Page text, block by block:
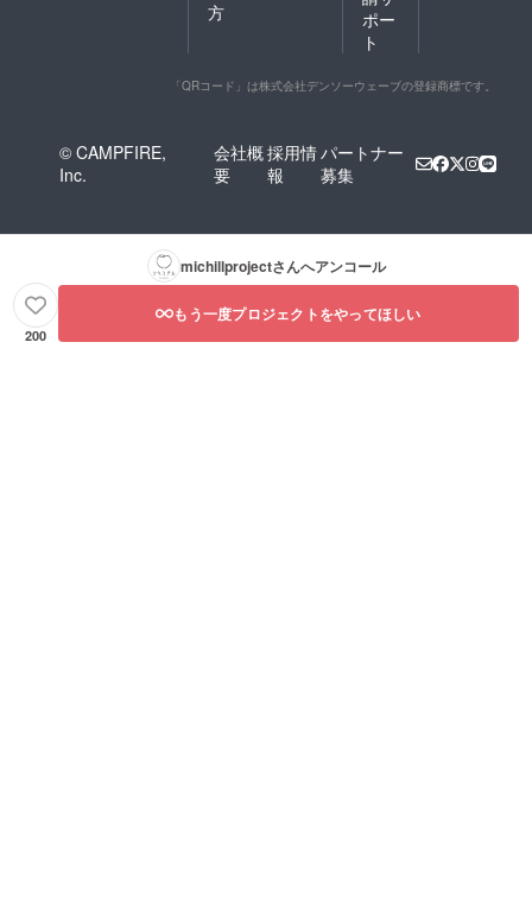
方
ポー
ト
「QRコード」は株式会社デンソーウェーブの登録商標です。
© CAMPFIRE,
Inc.
会社概
要
採用情
報
パートナー
募集
michillprojectさんへアンコール
200
もう一度プロジェクトをやってほしい